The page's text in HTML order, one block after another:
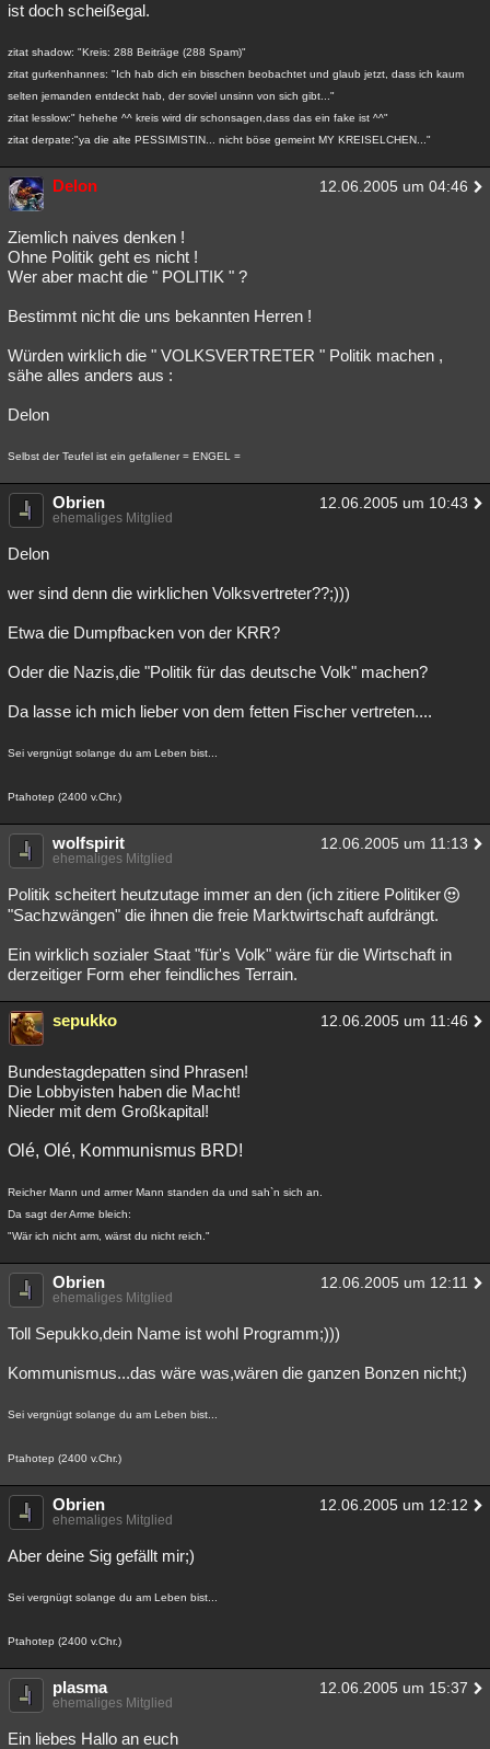
ist doch scheißegal.
zitat shadow: "Kreis: 288 Beiträge (288 Spam)"
zitat gurkenhannes: "Ich hab dich ein bisschen beobachtet und glaub jetzt, dass ich kaum
selten jemanden entdeckt hab, der soviel unsinn von sich gibt..."
zitat lesslow:" hehehe ^^ kreis wird dir schonsagen,dass das ein fake ist ^^"
zitat derpate:"ya die alte PESSIMISTIN... nicht böse gemeint MY KREISELCHEN..."
Delon 12.06.2005 um 04:46
Ziemlich naives denken !
Ohne Politik geht es nicht !
Wer aber macht die " POLITIK " ?
Bestimmt nicht die uns bekannten Herren !
Würden wirklich die " VOLKSVERTRETER " Politik machen ,
sähe alles anders aus :
Delon
Selbst der Teufel ist ein gefallener = ENGEL =
Obrien 12.06.2005 um 10:43
ehemaliges Mitglied
Delon
wer sind denn die wirklichen Volksvertreter??;)))
Etwa die Dumpfbacken von der KRR?
Oder die Nazis,die "Politik für das deutsche Volk" machen?
Da lasse ich mich lieber von dem fetten Fischer vertreten....
Sei vergnügt solange du am Leben bist...
Ptahotep (2400 v.Chr.)
wolfspirit 12.06.2005 um 11:13
ehemaliges Mitglied
Politik scheitert heutzutage immer an den (ich zitiere Politiker
"Sachzwängen" die ihnen die freie Marktwirtschaft aufdrängt.
Ein wirklich sozialer Staat "für's Volk" wäre für die Wirtschaft in
derzeitiger Form eher feindliches Terrain.
sepukko 12.06.2005 um 11:46
Bundestagdepatten sind Phrasen!
Die Lobbyisten haben die Macht!
Nieder mit dem Großkapital!
Olé, Olé, Kommunismus BRD!
Reicher Mann und armer Mann standen da und sah`n sich an.
Da sagt der Arme bleich:
"Wär ich nicht arm, wärst du nicht reich."
Obrien 12.06.2005 um 12:11
ehemaliges Mitglied
Toll Sepukko,dein Name ist wohl Programm;)))
Kommunismus...das wäre was,wären die ganzen Bonzen nicht;)
Sei vergnügt solange du am Leben bist...
Ptahotep (2400 v.Chr.)
Obrien 12.06.2005 um 12:12
ehemaliges Mitglied
Aber deine Sig gefällt mir;)
Sei vergnügt solange du am Leben bist...
Ptahotep (2400 v.Chr.)
plasma 12.06.2005 um 15:37
ehemaliges Mitglied
Ein liebes Hallo an euch